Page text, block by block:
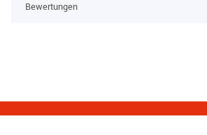
Bewertungen